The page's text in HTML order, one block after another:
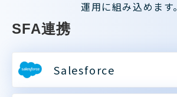
運用に組み込めます。
SFA連携
Salesforce